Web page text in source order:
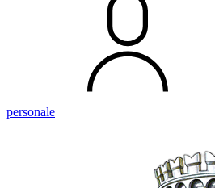
personale